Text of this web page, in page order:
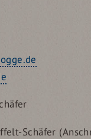
Schäfer